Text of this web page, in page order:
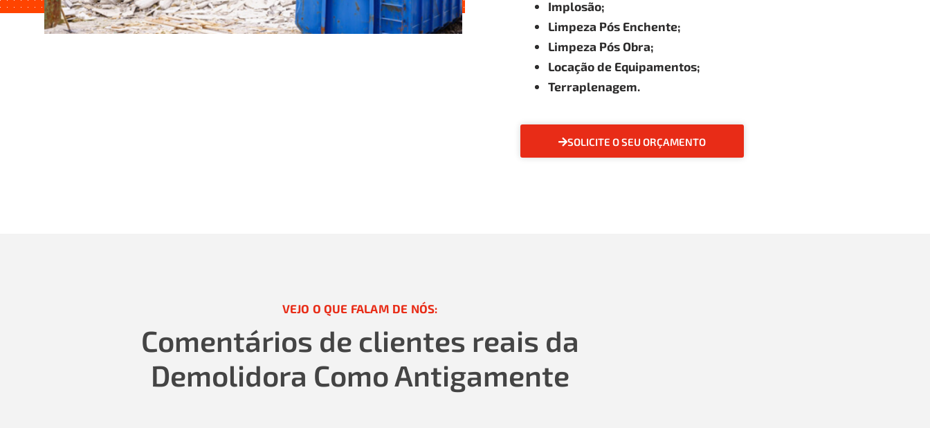
Implosão;
Limpeza Pós Enchente;
Limpeza Pós Obra;
Locação de Equipamentos;
Terraplenagem.
SOLICITE O SEU ORÇAMENTO
VEJO O QUE FALAM DE NÓS:
Comentários de clientes reais da
Demolidora Como Antigamente